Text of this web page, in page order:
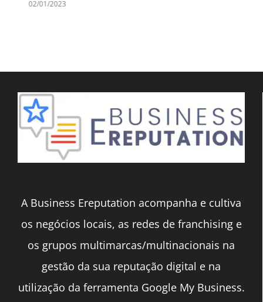
02/01/2023
A Business Ereputation acompanha e cultiva
os negócios locais, as redes de franchising e
os grupos multimarcas/multinacionais na
gestão da sua reputação digital e na
utilização da ferramenta Google My Business.